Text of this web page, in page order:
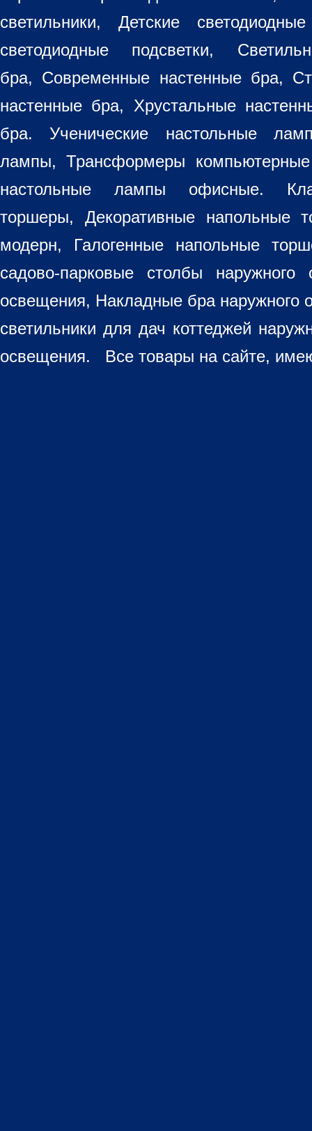
светильники, Детские
светодиодные подсветки,
бра, Современные настенные бра,
настенные бра, Хрустальные
бра. Ученические настольные
лампы, Трансформеры
настольные лампы офисные.
торшеры, Декоративные напольные
модерн, Галогенные напольные
садово-парковые столбы
освещения, Накладные бра наружного
светильники для дач коттеджей
освещения. Все товары на сайте,